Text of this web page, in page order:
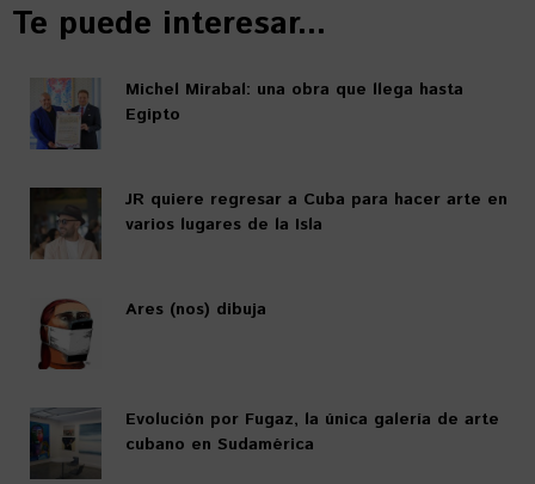
Te puede interesar...
Michel Mirabal: una obra que llega hasta
Egipto
JR quiere regresar a Cuba para hacer arte en
varios lugares de la Isla
Ares (nos) dibuja
Evolución por Fugaz, la única galería de arte
cubano en Sudamérica